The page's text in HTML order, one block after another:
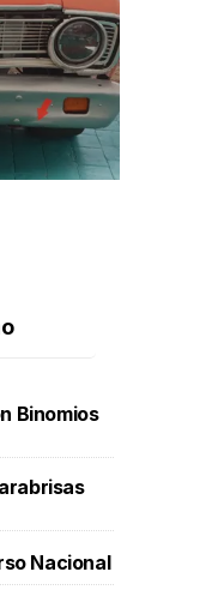
Binomios
Nacional